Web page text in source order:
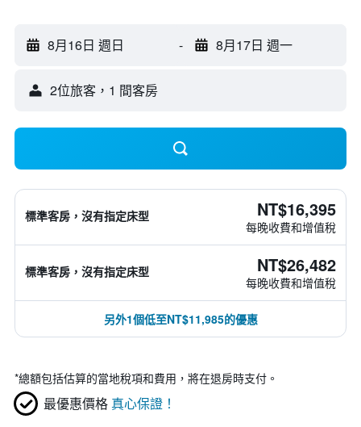
8月16日 週日 - 8月17日 週一
2位旅客，1 間客房
標準客房，沒有指定床型 NT$16,395
每晚收費和增值稅
標準客房，沒有指定床型 NT$26,482
每晚收費和增值稅
另外1個低至NT$11,985的優惠
*總額包括估算的當地稅項和費用，將在退房時支付。
最優惠價格 真心保證！